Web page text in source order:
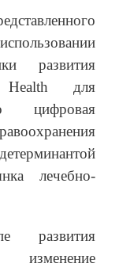
развития
для
цифровая
лечебно-
развития
изменение